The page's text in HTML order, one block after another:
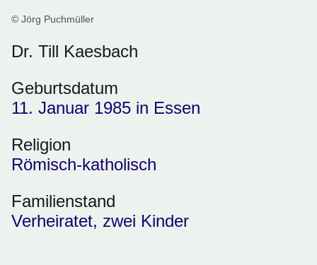
© Jörg Puchmüller
Dr. Till Kaesbach
Geburtsdatum
11. Januar 1985 in Essen
Religion
Römisch-katholisch
Familienstand
Verheiratet, zwei Kinder